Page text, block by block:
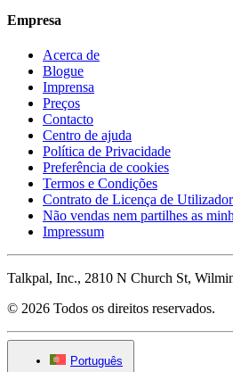
Empresa
Acerca de
Blogue
Imprensa
Preços
Contacto
Centro de ajuda
Política de Privacidade
Preferência de cookies
Termos e Condições
Contrato de Licença de
Não vendas nem partilhes as
Impressum
Talkpal, Inc., 2810 N Church St,
© 2026 Todos os direitos reservados.
Português